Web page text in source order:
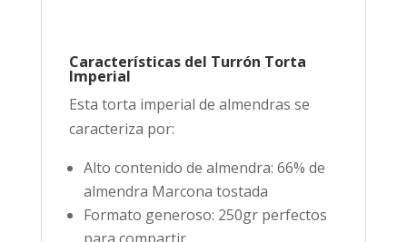
Características del Turrón Torta
Imperial
Esta torta imperial de almendras se
caracteriza por:
Alto contenido de almendra: 66% de
almendra Marcona tostada
Formato generoso: 250gr perfectos